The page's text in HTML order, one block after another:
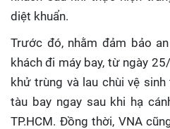
diệt khuẩn.
Trước đó, nhằm đảm bảo
khách đi máy bay, từ ngày
khử trùng và lau chùi vệ
tàu bay ngay sau khi hạ
TP.HCM. Đồng thời, VNA